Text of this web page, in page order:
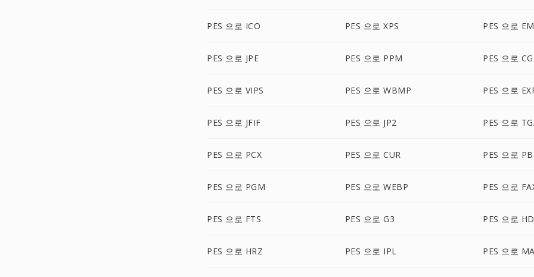
PES 으로 ICO PES 으로 XPS PES 으로
PES 으로 JPE PES 으로 PPM PES 으로
PES 으로 VIPS PES 으로 WBMP PES 으로
PES 으로 JFIF PES 으로 JP2 PES 으로
PES 으로 PCX PES 으로 CUR PES 으로
PES 으로 PGM PES 으로 WEBP PES 으로
PES 으로 FTS PES 으로 G3 PES 으로
PES 으로 HRZ PES 으로 IPL PES 으로